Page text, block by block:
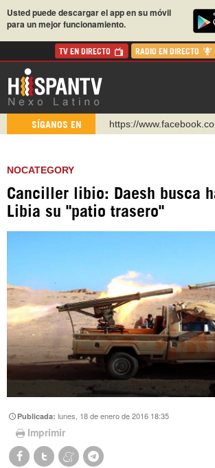
Usted puede descargar el app en su móvil
para un mejor funcionamiento.
TV EN DIRECTO RADIO EN DIRECTO
SÍGANOS EN
https://
https://urmedium.com/c/
NOCATEGORY
Canciller libio: Daesh busca
Libia su "patio trasero"
Publicada:lunes, 18 de enero de 2016 18:35
Imprimir